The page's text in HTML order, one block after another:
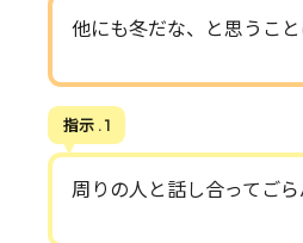
他にも冬だな、と思うこ
指示 . 1
周りの人と話し合ってごら